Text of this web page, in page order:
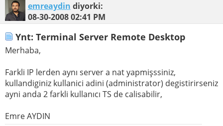
emreaydin diyorki:
08-30-200802:41 PM
Ynt: Terminal Server Remote Desktop
Merhaba,
Farkli IP lerden aynı server a nat yapmişssiniz,
kullandiginiz kullanici adini (administrator) degistirirseniz
ayni anda 2 farkli kullanıcı TS de calisabilir,
Emre AYDIN